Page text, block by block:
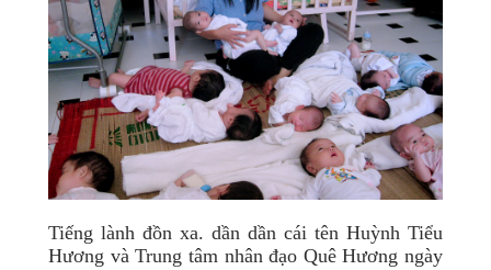
Tiếng lành đồn xa. dần dần cái tên Huỳnh Tiểu
Hương và Trung tâm nhân đạo Quê Hương ngày